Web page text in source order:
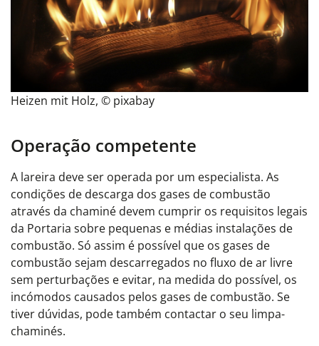
Heizen mit Holz, © pixabay
Operação competente
A lareira deve ser operada por um especialista. As
condições de descarga dos gases de combustão
através da chaminé devem cumprir os requisitos legais
da Portaria sobre pequenas e médias instalações de
combustão. Só assim é possível que os gases de
combustão sejam descarregados no fluxo de ar livre
sem perturbações e evitar, na medida do possível, os
incómodos causados pelos gases de combustão. Se
tiver dúvidas, pode também contactar o seu limpa-
chaminés.